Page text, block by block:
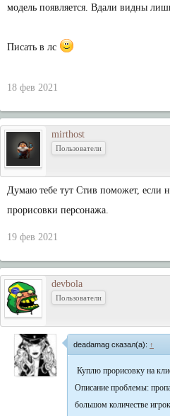
модель появляется. Вдали видны
Писать в лс
18 фев 2021
mirthost
Пользователи
Думаю тебе тут Стив поможет, если
прорисовки персонажа.
19 фев 2021
devbola
Пользователи
deadamag сказал(а): ↑
Куплю прорисовку на
Описание проблемы:
большом количестве